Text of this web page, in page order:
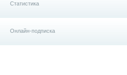
Статистика
Онлайн-подписка